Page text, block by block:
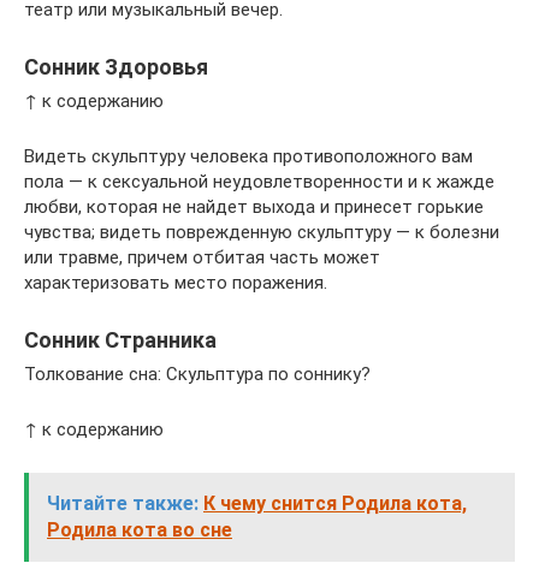
театр или музыкальный вечер.
Сонник Здоровья
↑ к содержанию
Видеть скульптуру человека противоположного вам
пола — к сексуальной неудовлетворенности и к жажде
любви, которая не найдет выхода и принесет горькие
чувства; видеть поврежденную скульптуру — к болезни
или травме, причем отбитая часть может
характеризовать место поражения.
Сонник Странника
Толкование сна: Скульптура по соннику?
↑ к содержанию
Читайте также: К чему снится Родила кота,
Родила кота во сне